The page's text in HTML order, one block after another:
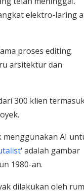
elektro-laring
proses editing.
arsitektur dan
300 klien
menggunakan AI
‘ adalah gambar
1980-an.
dilakukan oleh